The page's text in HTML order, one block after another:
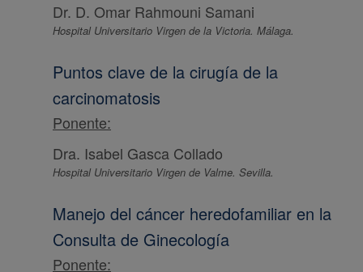
Dr. D. Omar Rahmouni Samani
Hospital Universitario Virgen de la Victoria. Málaga.
Puntos clave de la cirugía de la
carcinomatosis
Ponente:
Dra. Isabel Gasca Collado
Hospital Universitario Virgen de Valme. Sevilla.
Manejo del cáncer heredofamiliar en la
Consulta de Ginecología
Ponente: